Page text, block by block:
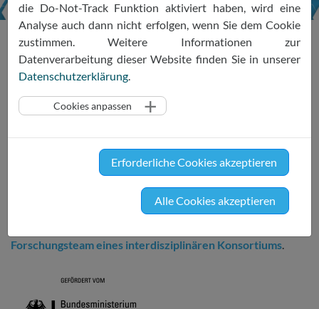
Projekte & Kodizes DATENSCHUTZscanner
Ein Forschungsprojekt gefördert
vom Bundesministerium für
Bildung und Forschung
Ziel des vom BMBF (Bundesministerium für Bildung und
) geförderten DATENSCHUTZscanners innerhalb
des Forschungsprojekts "PrivacyGuard" ist die Erleichterung
des Selbstdatenschutzes für Verbraucher auf mobilen
Forschungsteam eines interdisziplinären Konsortiums.
die Do-Not-Track Funktion aktiviert haben, wird eine
Analyse auch dann nicht erfolgen, wenn Sie dem Cookie
zustimmen. Weitere Informationen zur
Datenverarbeitung dieser Website finden Sie in unserer
Datenschutzerklärung.
Cookies anpassen
Erforderliche Cookies akzeptieren
Alle Cookies akzeptieren